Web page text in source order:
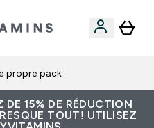
propre pack
15% DE RÉDUCTION
TOUT! UTILISEZ